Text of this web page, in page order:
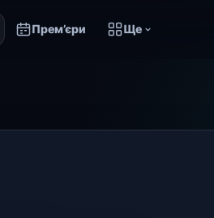
Прем’єри Ще